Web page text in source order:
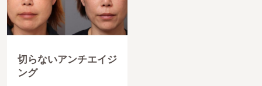
切らないアンチエイジ
ング